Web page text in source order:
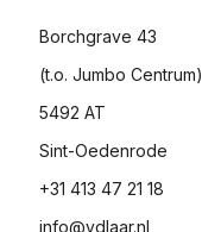
Borchgrave 43
(t.o. Jumbo Centrum)
5492 AT
Sint-Oedenrode
+31 413 47 21 18
info@vdlaar.nl